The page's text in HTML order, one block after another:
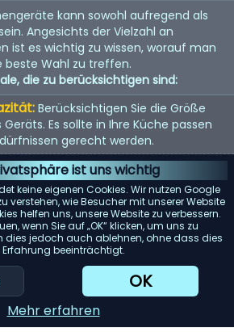
ist uns wichtig
keine eigenen Cookies. Wir nutzen Google
verstehen, wie Besucher mit unserer Website
helfen uns, unsere Website zu verbessern.
wenn Sie auf „OK“ klicken, um uns zu
dies jedoch auch ablehnen, ohne dass dies
Erfahrung beeinträchtigt.
OK
Mehr erfahren
kann sowohl aufregend als
Angesichts der Vielzahl an
ist es wichtig zu wissen, worauf man
Wahl zu treffen.
die zu berücksichtigen sind:
Berücksichtigen Sie die Größe
Es sollte in Ihre Küche passen
gerecht werden.
Energieeffiziente Geräte sparen nicht
sondern sind auch
Suchen Sie nach Geräten mit
Bedienelementen und Funktionen.
zu bedienen und zu reinigen sein.
Materialien und gute
oft, dass das Gerät länger hält.
und Kundenbewertungen.